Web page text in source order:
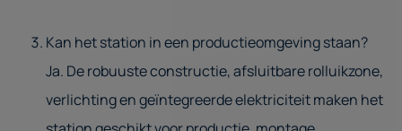
Kan het station in een productieomgeving staan?
Ja. De robuuste constructie, afsluitbare rolluikzone,
verlichting en geïntegreerde elektriciteit maken het